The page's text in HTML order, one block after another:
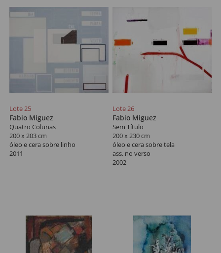
Lote 25
Fabio Miguez
Quatro Colunas
200 x 203 cm
óleo e cera sobre linho
2011
Lote 26
Fabio Miguez
Sem Título
200 x 230 cm
óleo e cera sobre tela
ass. no verso
2002